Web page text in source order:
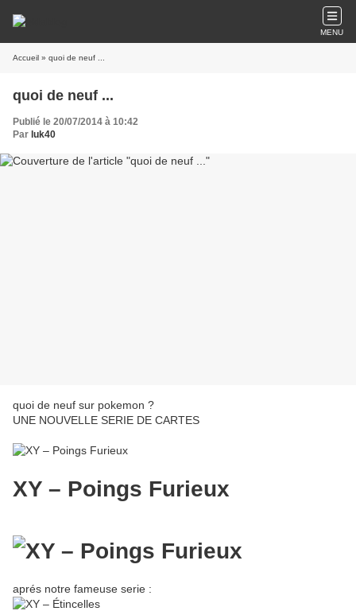
MENU
Accueil » quoi de neuf ...
quoi de neuf ...
Publié le 20/07/2014 à 10:42
Par luk40
quoi de neuf sur pokemon ?
UNE NOUVELLE SERIE DE CARTES
XY – Poings Furieux
aprés notre fameuse serie :